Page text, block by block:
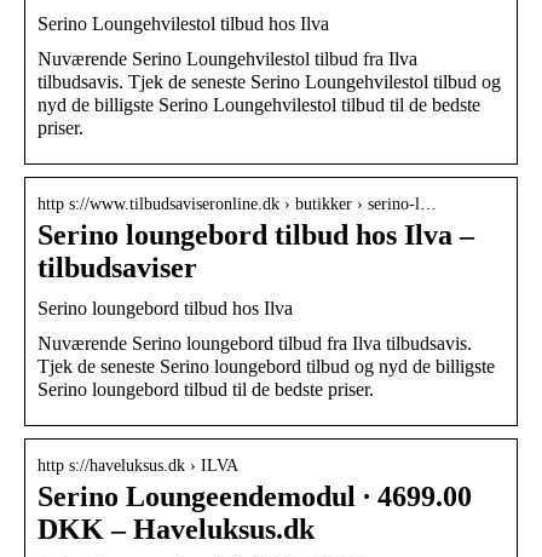
Serino Loungehvilestol tilbud hos Ilva
Nuværende Serino Loungehvilestol tilbud fra Ilva
tilbudsavis. Tjek de seneste Serino Loungehvilestol tilbud og
nyd de billigste Serino Loungehvilestol tilbud til de bedste
priser.
http s://www.tilbudsaviseronline.dk › butikker › serino-l…
Serino loungebord tilbud hos Ilva –
tilbudsaviser
Serino loungebord tilbud hos Ilva
Nuværende Serino loungebord tilbud fra Ilva tilbudsavis.
Tjek de seneste Serino loungebord tilbud og nyd de billigste
Serino loungebord tilbud til de bedste priser.
http s://haveluksus.dk › ILVA
Serino Loungeendemodul ∙ 4699.00
DKK – Haveluksus.dk